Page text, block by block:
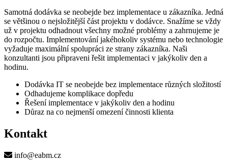
Samotná dodávka se neobejde bez implementace u zákazníka. Jedná
se většinou o nejsložitější část projektu v dodávce. Snažíme se vždy
už v projektu odhadnout všechny možné problémy a zahrnujeme je
do rozpočtu. Implementování jakéhokoliv systému nebo technologie
vyžaduje maximální spolupráci ze strany zákazníka. Naši
konzultanti jsou připraveni řešit implementaci v jakýkoliv den a
hodinu.
Dodávka IT se neobejde bez implementace různých složitostí
Odhadujeme komplikace dopředu
Řešení implementace v jakýkoliv den a hodinu
Důraz na co nejmenší omezení činnosti klienta
Kontakt
info@eabm.cz